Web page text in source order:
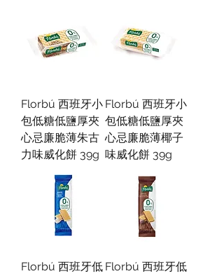
Florbú 西班牙小
包低糖低鹽厚夾
心忌廉脆薄朱古
力味威化餅 39g
Florbú 西班牙小
包低糖低鹽厚夾
心忌廉脆薄椰子
味威化餅 39g
Florbú 西班牙低 Florbú 西班牙低